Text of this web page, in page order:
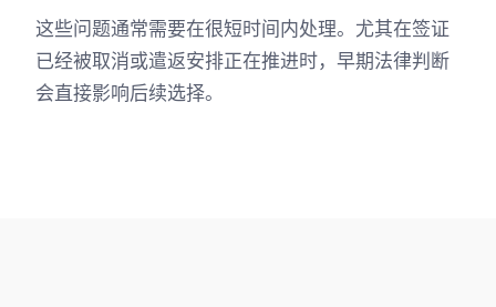
这些问题通常需要在很短时间内处理。尤其在签证
已经被取消或遣返安排正在推进时，早期法律判断
会直接影响后续选择。